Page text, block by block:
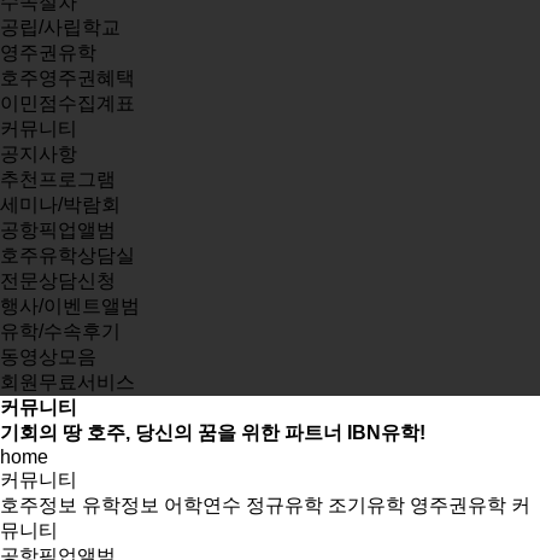
공립/사립학교
영주권유학
호주영주권혜택
이민점수집계표
커뮤니티
공지사항
추천프로그램
세미나/박람회
공항픽업앨범
호주유학상담실
전문상담신청
행사/이벤트앨범
유학/수속후기
동영상모음
회원무료서비스
커뮤니티
기회의 땅 호주, 당신의 꿈을 위한 파트너 IBN유학!
home
커뮤니티
호주정보 유학정보 어학연수 정규유학 조기유학 영주권유학 커
뮤니티
공항픽업앨범